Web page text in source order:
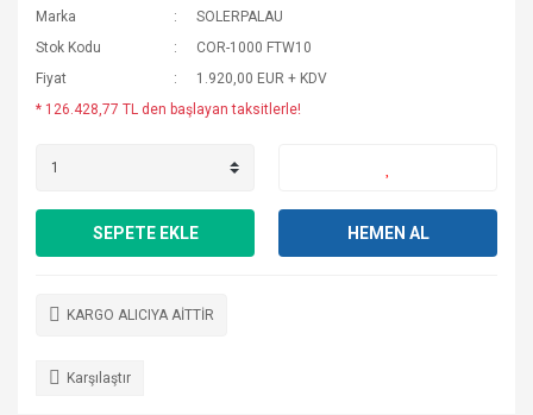
Marka
SOLERPALAU
Stok Kodu
COR-1000 FTW10
Fiyat
1.920,00 EUR + KDV
* 126.428,77 TL den başlayan taksitlerle!
SEPETE EKLE HEMEN AL
KARGO ALICIYA AİTTİR
Karşılaştır